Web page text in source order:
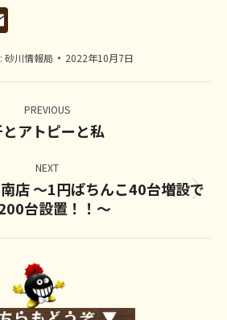
砂川情報局 2022年10月7日
PREVIOUS
Previous
アトピーと私
NEXT
Next
post:
店 ～1円ぱちんこ40台増設で
台設置！！～